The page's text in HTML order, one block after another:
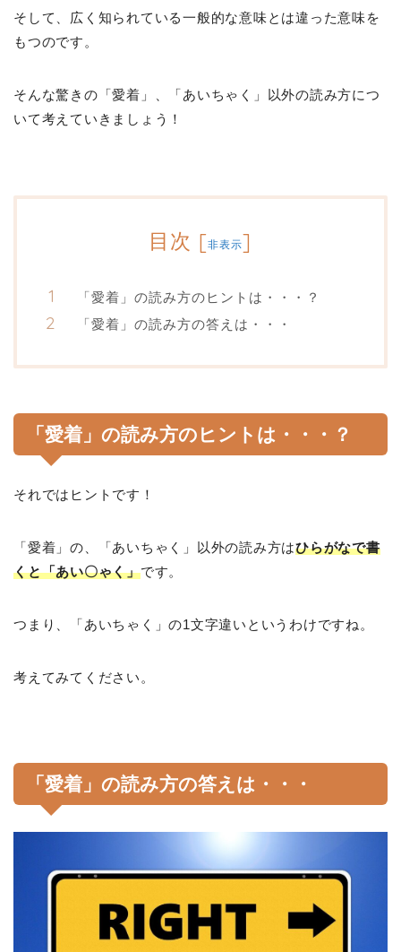
そして、広く知られている一般的な意味とは違った意味を
もつのです。
そんな驚きの「愛着」、「あいちゃく」以外の読み方につ
いて考えていきましょう！
目次 [非表示]
「愛着」の読み方のヒントは・・・？
「愛着」の読み方の答えは・・・
「愛着」の読み方のヒントは・・・？
それではヒントです！
「愛着」の、「あいちゃく」以外の読み方はひらがなで書
くと「あい〇ゃく」です。
つまり、「あいちゃく」の1文字違いというわけですね。
考えてみてください。
「愛着」の読み方の答えは・・・